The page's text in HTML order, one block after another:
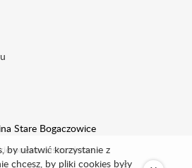
Stare Bogaczowice
prawa zastrzeżone.
by ułatwić korzystanie z
chcesz, by pliki cookies były